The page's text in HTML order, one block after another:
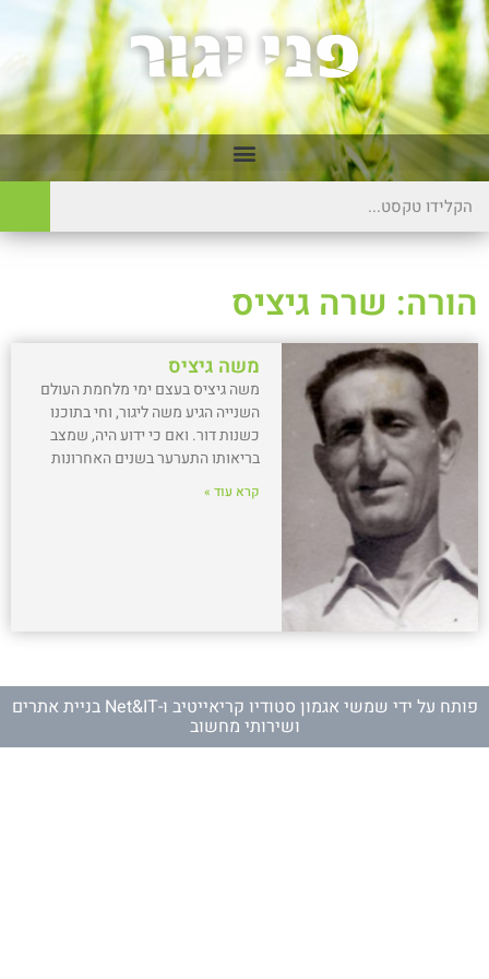
הורה: שרה גיציס
משה גיציס
משה גיציס בעצם ימי מלחמת העולם
השנייה הגיע משה ליגור, וחי בתוכנו
כשנות דור. ואם כי ידוע היה, שמצב
בריאותו התערער בשנים האחרונות
קרא עוד »
פותח על ידי שמשי אגמון סטודיו קריאייטיב ו- Net&IT בניית אתרים
ושירותי מחשוב